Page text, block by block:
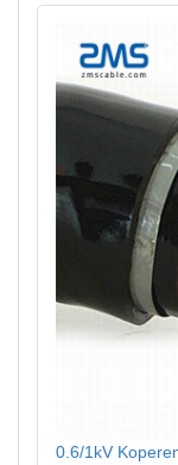
0.6/1kV